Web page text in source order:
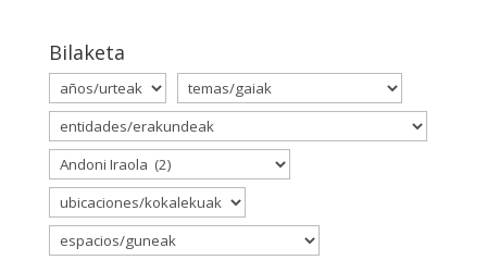
Bilaketa